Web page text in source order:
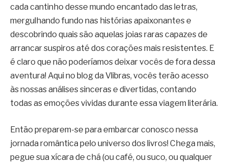
cada cantinho desse mundo encantado das letras,
mergulhando fundo nas histórias apaixonantes e
descobrindo quais são aquelas joias raras capazes de
arrancar suspiros até dos corações mais resistentes. E
é claro que não poderíamos deixar vocês de fora dessa
aventura! Aqui no blog da Vlibras, vocês terão acesso
às nossas análises sinceras e divertidas, contando
todas as emoções vividas durante essa viagem literária.
Então preparem-se para embarcar conosco nessa
jornada romântica pelo universo dos livros! Chega mais,
pegue sua xícara de chá (ou café, ou suco, ou qualquer